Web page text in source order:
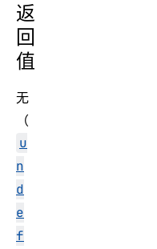
返
回
值
无
（
u
n
d
e
f